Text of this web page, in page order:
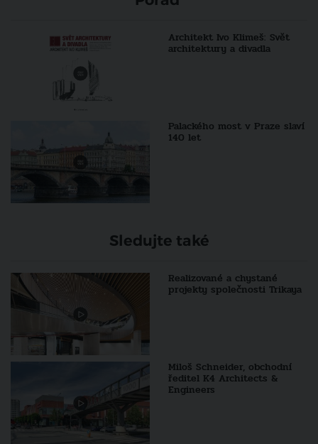
Architekt Ivo Klimeš: Svět
architektury a divadla
Palackého most v Praze slaví
140 let
Sledujte také
Realizované a chystané
projekty společnosti Trikaya
Miloš Schneider, obchodní
ředitel K4 Architects &
Engineers